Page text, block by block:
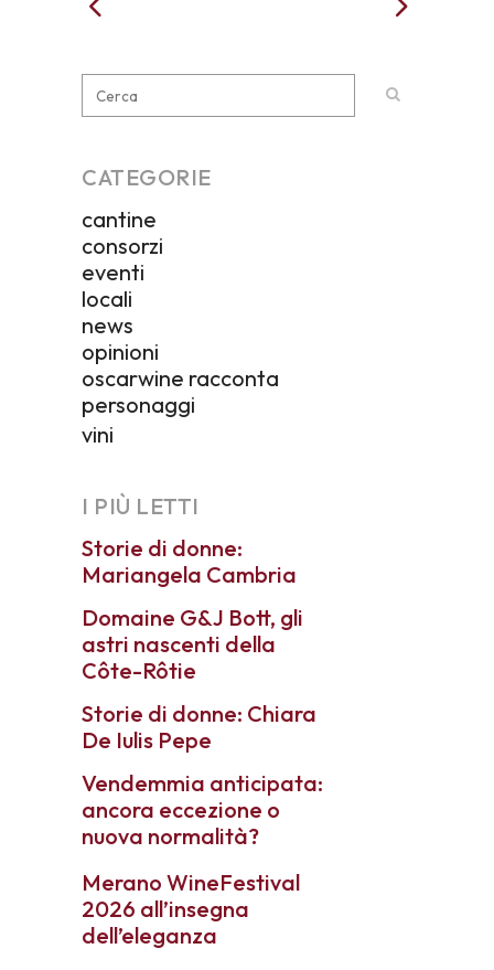
CATEGORIE
cantine
consorzi
eventi
locali
news
opinioni
oscarwine racconta
personaggi
vini
I PIÙ LETTI
Storie di donne:
Mariangela Cambria
Domaine G&J Bott, gli
astri nascenti della
Côte-Rôtie
Storie di donne: Chiara
De Iulis Pepe
Vendemmia anticipata:
ancora eccezione o
nuova normalità?
Merano WineFestival
2026 all’insegna
dell’eleganza